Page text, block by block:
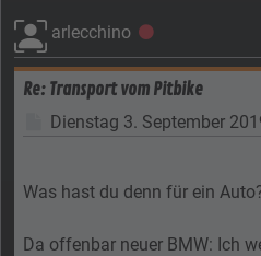
arlecchino Offline
Re: Transport vom Pitbike
Beitrag
Dienstag 3. September
Was hast du denn für ein
Da offenbar neuer BMW: Ich